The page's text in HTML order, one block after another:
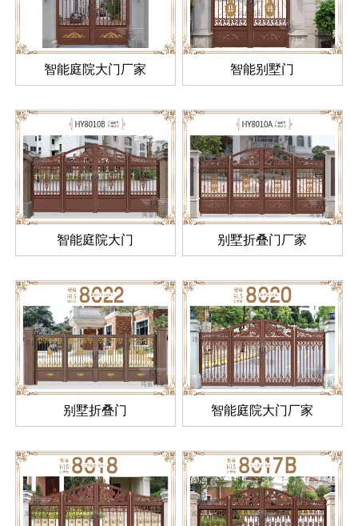
智能庭院大门厂家 智能别墅门
智能庭院大门 别墅折叠门厂家
别墅折叠门 智能庭院大门厂家